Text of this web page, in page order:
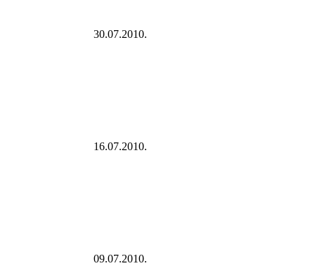
30.07.2010.
16.07.2010.
09.07.2010.